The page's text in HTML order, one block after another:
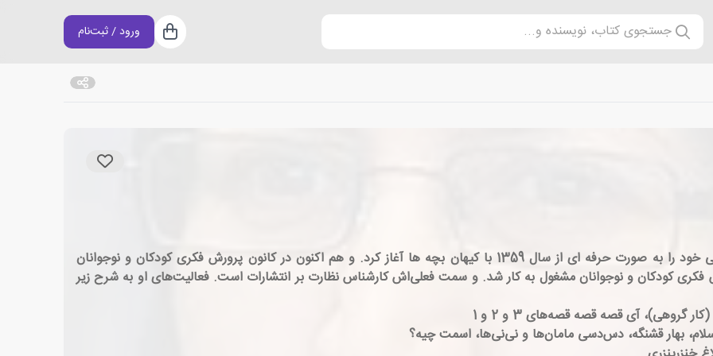
جستجوی کتاب، نویسنده و... سبد خرید
ورود / ثبت‌نام
او سال 1341 در تهران چشم به دنیا گشود. فعالیت ادبی خود را به صورت حرفه ای از سال 1359 با کیهان بچه ها آغاز کرد. و هم اکنون در کانون پرورش فکری کودکان و نوجوانان
سال 1362 با در کانون پرورش فکری کودکان و نوجوانان مشغول به کار شد. و سمت فعلی‌اش کارشناس نظارت بر انتشارات است. فعالیت‌های او به شرح زیر
آی قصه قصه قصه‌های 3 و 2 و 1
بهار قشنگه، دس‌دسی مامان‌ها و نی‌نی‌ها، اسمت چیه؟